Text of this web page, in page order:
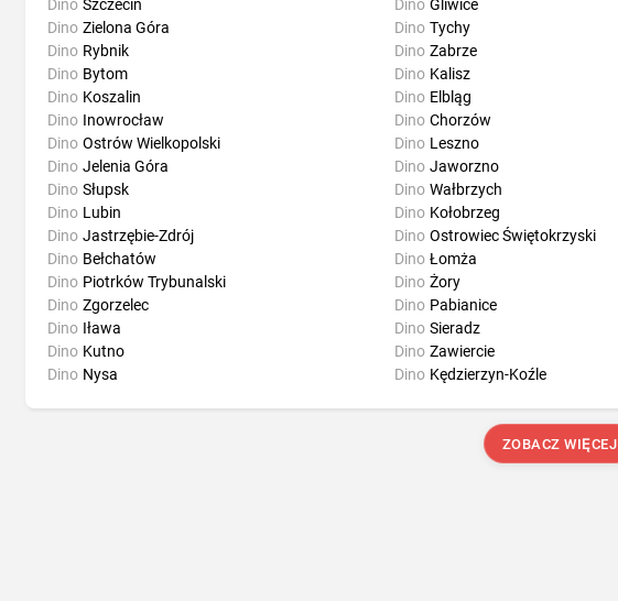
Dino Szczecin
Dino Gliwice
Dino Zielona Góra
Dino Rybnik
Dino Bytom
Dino Koszalin
Dino Tychy
Dino Zabrze
Dino Kalisz
Dino Elbląg
Dino Inowrocław
Dino Ostrów Wielkopolski
Dino Jelenia Góra
Dino Słupsk
Dino Chorzów
Dino Leszno
Dino Jaworzno
Dino Wałbrzych
Dino Lubin
Dino Jastrzębie-Zdrój
Dino Bełchatów
Dino Piotrków Trybunalski
Dino Kołobrzeg
Dino Ostrowiec Świętokrzyski
Dino Łomża
Dino Żory
Dino Zgorzelec
Dino Iława
Dino Kutno
Dino Nysa
Dino Pabianice
Dino Sieradz
Dino Zawiercie
Dino Kędzierzyn-Koźle
ZOBACZ WIĘCEJ